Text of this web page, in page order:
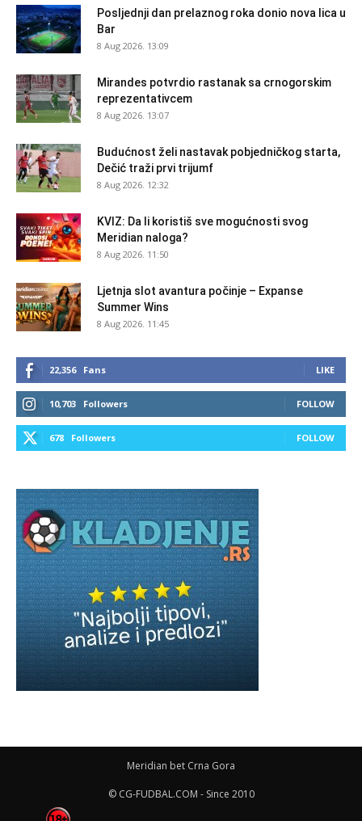
Posljednji dan prelaznog roka donio nova lica u
Bar
8 Aug 2026. 13:09
Mirandes potvrdio rastanak sa crnogorskim
reprezentativcem
8 Aug 2026. 13:07
Budućnost želi nastavak pobjedničkog starta,
Dečić traži prvi trijumf
8 Aug 2026. 12:32
KVIZ: Da li koristiš sve mogućnosti svog
Meridian naloga?
8 Aug 2026. 11:50
Ljetnja slot avantura počinje – Expanse
Summer Wins
8 Aug 2026. 11:45
22,356 Fans LIKE
10,703 Followers FOLLOW
678 Followers FOLLOW
Meridian bet Crna Gora
© CG-FUDBAL.COM - Since 2010